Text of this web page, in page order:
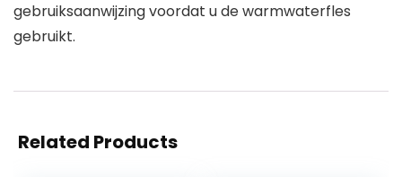
gebruiksaanwijzing voordat u de warmwaterfles
gebruikt.
Related Products